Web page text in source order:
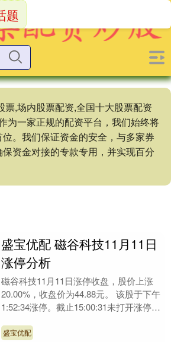
票,场内股票配资,全国十大股票配资
为一家正规的配资平台，我们始终将
。我们保证资金的安全，与多家券
资金对接的专款专用，并实现百分
题
盛宝优配 磁谷科技11月11日
涨停分析
磁谷科技11月11日涨停收盘，股价上涨
20.00%，收盘价为44.88元。 该股于下午
1:52:34涨停。截止15:00:31未打开涨停，
盛宝优配